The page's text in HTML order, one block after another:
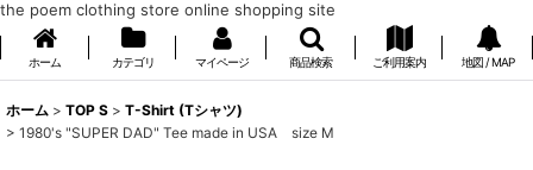
the poem clothing store online shopping site
ホーム カテゴリ マイページ 商品検索 ご利用案内 地図 / MAP
ホーム > TOP S > T-Shirt (Tシャツ)
> 1980's "SUPER DAD" Tee made in USA size M